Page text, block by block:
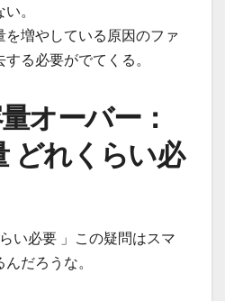
。
を増やしている原因のファ
る必要がでてくる。
オーバー：
どれくらい必
い必要 」この疑問はスマ
だろうな。